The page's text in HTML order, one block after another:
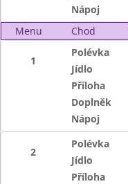
Nápoj
Menu
Chod
1
Polévka
Jídlo
Příloha
Doplněk
Nápoj
2
Polévka
Jídlo
Příloha